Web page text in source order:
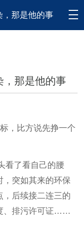
，那是他的事
，那是他的事
，比方说先挣一个
看了看自己的腰
，突如其来的环保
，后续接二连三的
、排污许可证……